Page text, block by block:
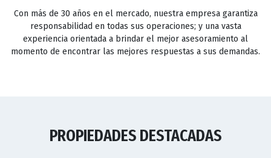
Con más de 30 años en el mercado, nuestra empresa garantiza
responsabilidad en todas sus operaciones; y una vasta
experiencia orientada a brindar el mejor asesoramiento al
momento de encontrar las mejores respuestas a sus demandas.
PROPIEDADES DESTACADAS